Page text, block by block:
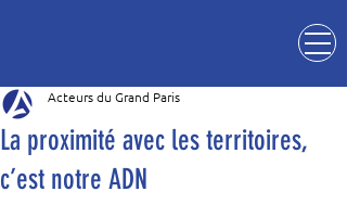
La proximité avec les territoires,
c’est notre ADN
Acteurs du Grand Paris